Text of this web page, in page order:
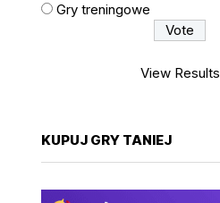
Gry treningowe
View Results
KUPUJ GRY TANIEJ